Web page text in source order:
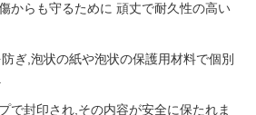
からも守るために 頑丈で耐久性の高い
ぎ,泡状の紙や泡状の保護用材料で個別
で封印され,その内容が安全に保たれま